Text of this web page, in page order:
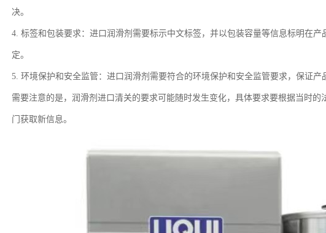
决。
4. 标签和包装要求：进口润滑剂需要标示中文标签，并以包装容量等信息标明在
定。
5. 环境保护和安全监管：进口润滑剂需要符合的环境保护和安全监管要求，保证产
需要注意的是，润滑剂进口清关的要求可能随时发生变化，具体要求要根据当时
门获取新信息。